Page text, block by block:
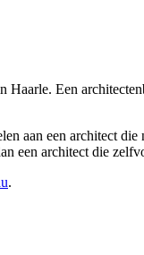
Een
aan een architect
een architect die
.